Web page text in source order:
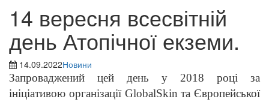
14 вересня всесвітній
день Атопічної екземи.
14.09.2022Новини
Запроваджений цей день у 2018 році за
ініціативою організації GlobalSkin та Європейської